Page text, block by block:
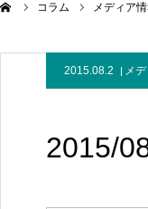
コラム メディア
2015.08.2 メ
2015/